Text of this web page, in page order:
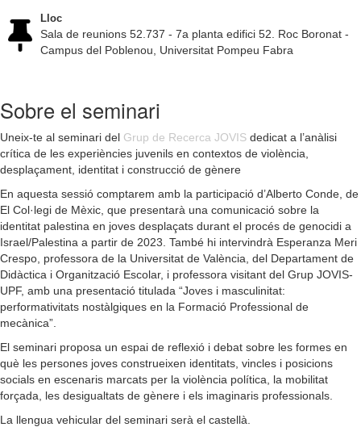
Lloc
Sala de reunions 52.737 - 7a planta edifici 52. Roc Boronat -
Campus del Poblenou, Universitat Pompeu Fabra
Sobre el seminari
Uneix-te al seminari del Grup de Recerca JOVIS dedicat a l’anàlisi
crítica de les experiències juvenils en contextos de violència,
desplaçament, identitat i construcció de gènere
En aquesta sessió comptarem amb la participació d’Alberto Conde, de
El Col·legi de Mèxic, que presentarà una comunicació sobre la
identitat palestina en joves desplaçats durant el procés de genocidi a
Israel/Palestina a partir de 2023. També hi intervindrà Esperanza Meri
Crespo, professora de la Universitat de València, del Departament de
Didàctica i Organització Escolar, i professora visitant del Grup JOVIS-
UPF, amb una presentació titulada “Joves i masculinitat:
performativitats nostàlgiques en la Formació Professional de
mecànica”.
El seminari proposa un espai de reflexió i debat sobre les formes en
què les persones joves construeixen identitats, vincles i posicions
socials en escenaris marcats per la violència política, la mobilitat
forçada, les desigualtats de gènere i els imaginaris professionals.
La llengua vehicular del seminari serà el castellà.